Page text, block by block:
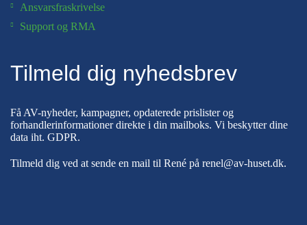
Ansvarsfraskrivelse
Support og RMA
Tilmeld dig nyhedsbrev
Få AV-nyheder, kampagner, opdaterede prislister og
forhandlerinformationer direkte i din mailboks. Vi beskytter dine
data iht. GDPR.
Tilmeld dig ved at sende en mail til René på renel@av-huset.dk.